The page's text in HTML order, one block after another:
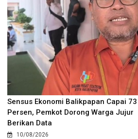
Sensus Ekonomi Balikpapan Capai 73
Persen, Pemkot Dorong Warga Jujur
Berikan Data
10/08/2026